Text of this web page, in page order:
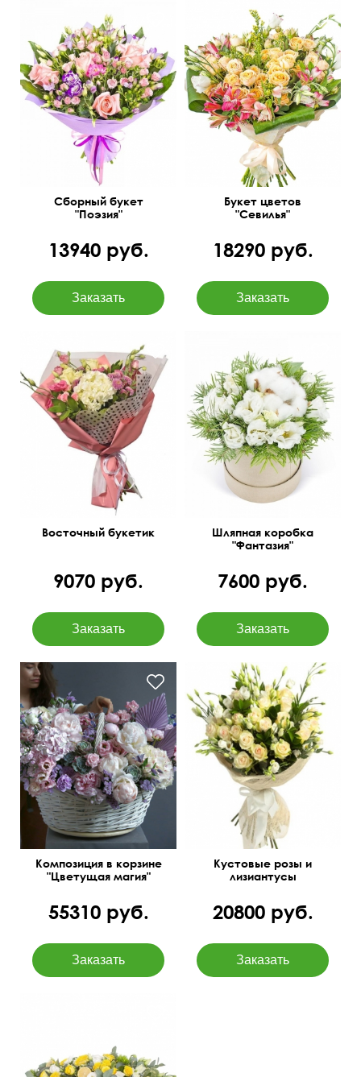
Роза, эустома, фрезия,
листья фисташки, фатсия
Сборный букет
"Поэзия"
13940 руб.
55 см 45 см
Букет цветов
"Севилья"
18290 руб.
Сборный букет с
гортензией, розами и
другими цветами
Восточный букетик
9070 руб.
Пихта, хлопок,
лизиантусы.
Шляпная коробка
"Фантазия"
7600 руб.
Твидии, статица,
суккуленты, матиолы,
клематисы, папоротник и
др.
Композиция в корзине
"Цветущая магия"
55310 руб.
Упаковка: сизаль, лента
60 см
45 см
Кустовые розы и
лизиантусы
20800 руб.
Розы, кустовые
хризантемы, эустома,